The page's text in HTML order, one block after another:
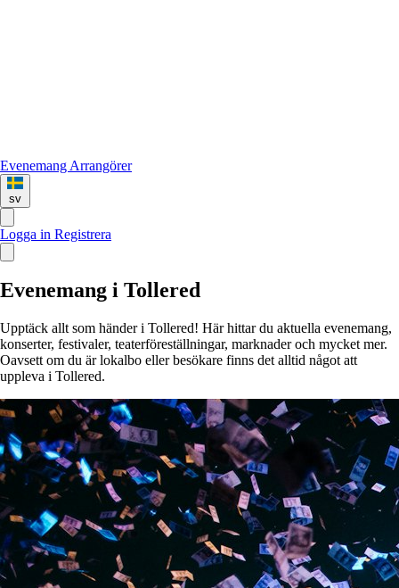
Evenemang Arrangörer
sv
Logga in Registrera
Evenemang i Tollered
Upptäck allt som händer i Tollered! Här hittar du aktuella evenemang,
konserter, festivaler, teaterföreställningar, marknader och mycket mer.
Oavsett om du är lokalbo eller besökare finns det alltid något att
uppleva i Tollered.